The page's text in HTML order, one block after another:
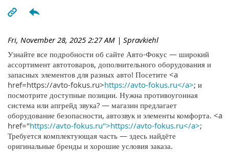
Fri, November 28, 2025 2:27 AM | Spravkiehl
Узнайте все подробности об сайте Авто-Фокус — широкий
ассортимент автотоваров, дополнительного оборудования и
запасных элементов для разных авто! Посетите <a
href=https://avto-fokus.ru>https://avto-fokus.ru</a>; и
посмотрите доступные позиции. Нужна противоугонная
система или апгрейд звука? — магазин предлагает
оборудование безопасности, автозвук и элементы комфорта. <a
href="https://avto-fokus.ru">https://avto-fokus.ru</a>;
Требуется комплектующая часть — здесь найдёте
оригинальные бренды и хорошие условия заказа.